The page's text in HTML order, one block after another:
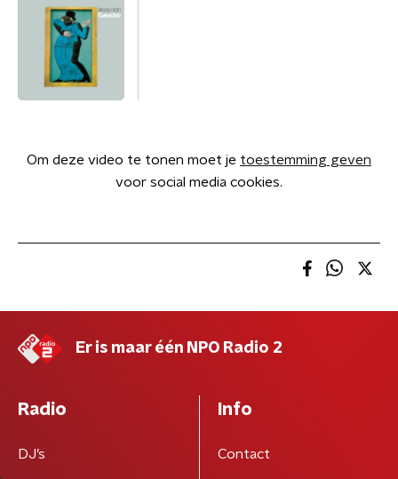
Om deze video te tonen moet je toestemming geven
voor social media cookies.
Er is maar één NPO Radio 2
Radio
DJ’s
Info
Contact